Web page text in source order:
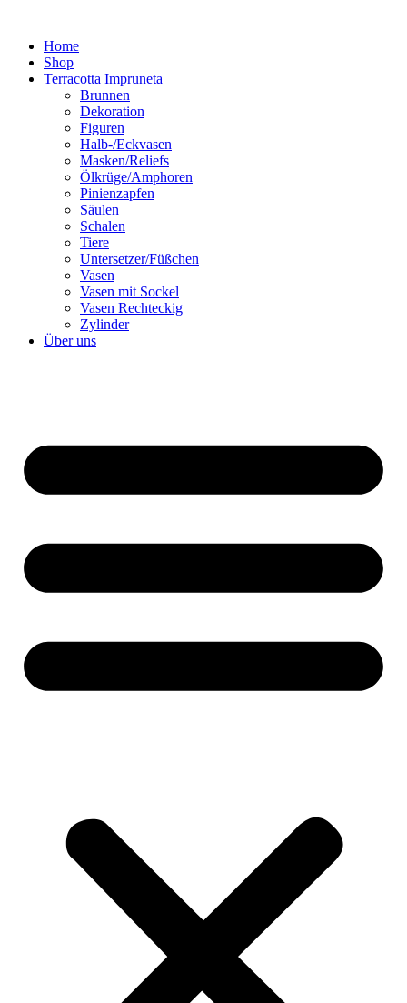
springenHome
Shop
Terracotta Impruneta
Brunnen
Dekoration
Figuren
Halb-/Eckvasen
Masken/Reliefs
Ölkrüge/Amphoren
Pinienzapfen
Säulen
Schalen
Tiere
Untersetzer/Füßchen
Vasen
Vasen mit Sockel
Vasen Rechteckig
Zylinder
Über uns